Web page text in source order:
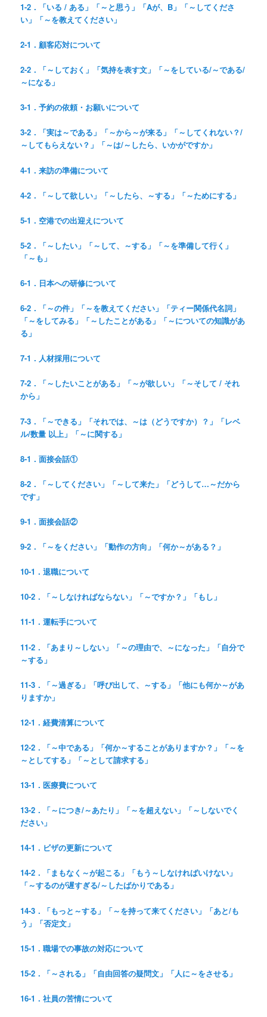
1-2．「いる / ある」「～と思う」「Aが、B」「～してくださ
い」「～を教えてください」
2-1．顧客応対について
2-2．「～しておく」「気持を表す文」「～をしている/～である/
～になる」
3-1．予約の依頼・お願いについて
3-2．「実は～である」「～から～が来る」「～してくれない？/
～してもらえない？」「～は/～したら、いかがですか」
4-1．来訪の準備について
4-2．「～して欲しい」「～したら、～する」「～ためにする」
5-1．空港での出迎えについて
5-2．「～したい」「～して、～する」「～を準備して行く」
「～も」
6-1．日本への研修について
6-2．「～の件」「～を教えてください」「ティー関係代名詞」
「～をしてみる」「～したことがある」「～についての知識があ
る」
7-1．人材採用について
7-2．「～したいことがある」「～が欲しい」「～そして / それ
から」
7-3．「～できる」「それでは、～は（どうですか）？」「レベ
ル/数量 以上」「～に関する」
8-1．面接会話①
8-2．「～してください」「～して来た」「どうして…～だから
です」
9-1．面接会話②
9-2．「～をください」「動作の方向」「何か～がある？」
10-1．退職について
10-2．「～しなければならない」「～ですか？」「もし」
11-1．運転手について
11-2．「あまり～しない」「～の理由で、～になった」「自分で
～する」
11-3．「～過ぎる」「呼び出して、～する」「他にも何か～があ
りますか」
12-1．経費清算について
12-2．「～中である」「何か～することがありますか？」「～を
～としてする」「～として請求する」
13-1．医療費について
13-2．「～につき/～あたり」「～を超えない」「～しないでく
ださい」
14-1．ビザの更新について
14-2．「まもなく～が起こる」「もう～しなければいけない」
「～するのが遅すぎる/～したばかりである」
14-3．「もっと～する」「～を持って来てください」「あと/も
う」「否定文」
15-1．職場での事故の対応について
15-2．「～される」「自由回答の疑問文」「人に～をさせる」
16-1．社員の苦情について